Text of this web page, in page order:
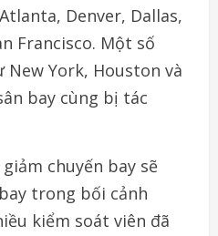
Denver, Dallas,
Francisco. Một số
York, Houston và
bay cùng bị tác
chuyến bay sẽ
trong bối cảnh
kiểm soát viên đã